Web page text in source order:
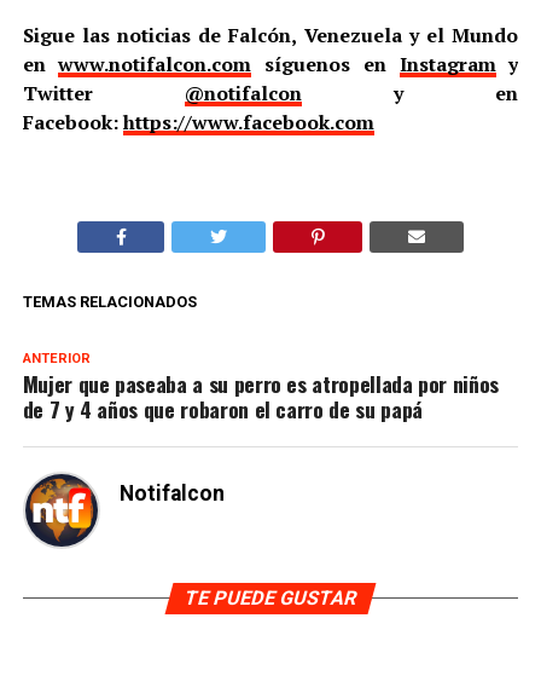
Sigue las noticias de Falcón, Venezuela y el Mundo
enwww.notifalcon.com síguenos en Instagramy
Twitter @notifalcony en
Facebook:https://www.facebook.com
TEMAS RELACIONADOS
ANTERIOR
Mujer que paseaba a su perro es atropellada por niños
de 7 y 4 años que robaron el carro de su papá
Notifalcon
TE PUEDE GUSTAR